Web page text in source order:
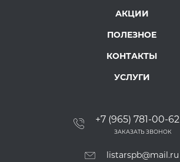
АКЦИИ
ПОЛЕЗНОЕ
КОНТАКТЫ
УСЛУГИ
+7 (965) 781-00-62
ЗАКАЗАТЬ ЗВОНОК
listarspb@mail.ru